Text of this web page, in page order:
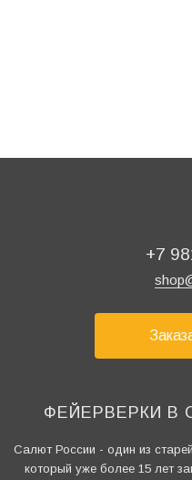
+7
ФЕЙЕРВЕРКИ В
Салют России - один из
который уже более 15 лет